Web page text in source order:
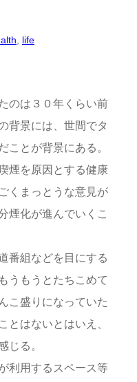
life
のは３０年くらい前
背景には、世間でタ
ことが背景にある。
煙を原因とする健康
くまっとうな意見が
煙化が進んでいくこ
番組などを目にする
うもうとたちこめて
こ盛りになっていた
とはないとはいえ、
じる。
利用するスペース等